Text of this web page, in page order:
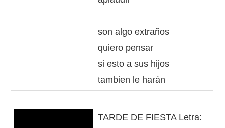
son algo extraños
quiero pensar
si esto a sus hijos
tambien le harán
TARDE DE FIESTA Letra: